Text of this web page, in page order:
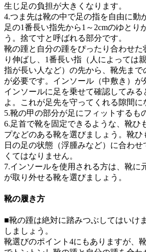
生じ足の負担が大きくなります。
4.つま先は靴の中で足の指を自由に動
足の1番長い指先から1～2cmのゆとり
う。捨て寸と呼ばれる部分です。
靴の踵と自分の踵をぴったり合わせ
り伸ばし、1番長い指（人によっては
指が長い人など）の先から、靴先まで
が必要です。インソール（中敷き）が
インソールに足を乗せて確認してみる
よ。これが足先を守ってくれる隙間に
5.靴の甲の部分が足にフィットするも
6.足首で靴を固定できるような、靴ひ
プなどのある靴を選びましょう。靴
日の足の状態（浮腫みなど）に合わ
くてはなりません。
7.インソールを使用される方は、靴に
が取り外せる靴を選びましょう。
靴の履き方
■靴の踵は絶対に踏みつぶしてはいけ
しましょう。
靴選びのポイント4にもありますが、